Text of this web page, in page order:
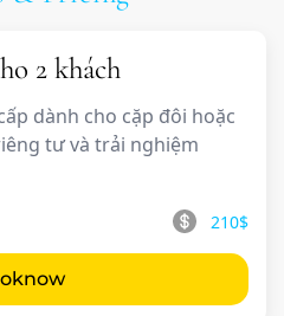
2 khách
dành cho cặp đôi hoặc
tư và trải nghiệm
210$